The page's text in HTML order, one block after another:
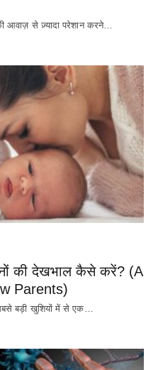
आवाज़ से ज़्यादा परेशान करने…
की देखभाल कैसे करें? (A
Parents)
बड़ी खुशियों में से एक…